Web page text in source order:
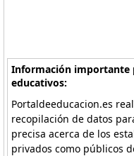
Información importante
educativos:
Portaldeeducacion.es
recopilación de datos
precisa acerca de los
privados como públicos